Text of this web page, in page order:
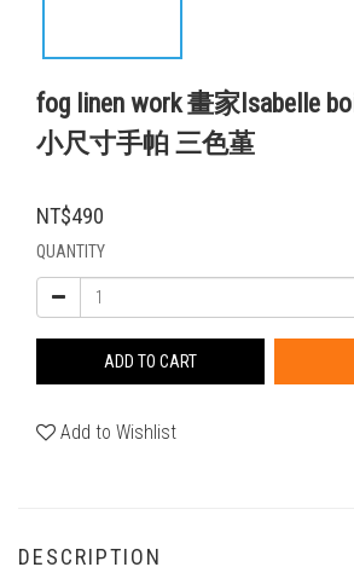
fog linen work 畫家Isabelle
小尺寸手帕 三色堇
NT$490
QUANTITY
ADD TO CART
Add to Wishlist
DESCRIPTION